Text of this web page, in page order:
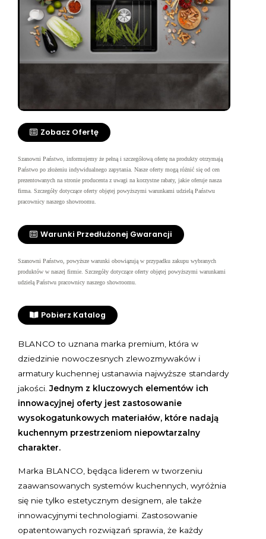
Zobacz Ofertę
Szanowni Państwo, informujemy że pełną i szczegółową ofertę na produkty otrzymają
Państwo po złożeniu indywidualnego zapytania. Nasze oferty mogą różnić się od cen
prezentowanych na stronie producenta z uwagi na korzystne rabaty, jakie oferuje nasza
firma. Szczegóły dotyczące oferty objętej powyższymi warunkami udzielą Państwu
pracownicy naszego showroomu.
Warunki Przedłużonej Gwarancji
Szanowni Państwo, powyższe warunki obowiązują w przypadku zakupu wybranych
produktów w naszej firmie. Szczegóły dotyczące oferty objętej powyższymi warunkami
udzielą Państwu pracownicy naszego showroomu.
Pobierz Katalog
BLANCO to uznana marka premium, która w
dziedzinie nowoczesnych zlewozmywaków i
armatury kuchennej ustanawia najwyższe standardy
jakości.Jednym z kluczowych elementów ich
innowacyjnej oferty jest zastosowanie
wysokogatunkowych materiałów, które nadają
kuchennym przestrzeniom niepowtarzalny
charakter.
Marka BLANCO, będąca liderem w tworzeniu
zaawansowanych systemów kuchennych, wyróżnia
się nie tylko estetycznym designem, ale także
innowacyjnymi technologiami. Zastosowanie
opatentowanych rozwiązań sprawia, że każdy